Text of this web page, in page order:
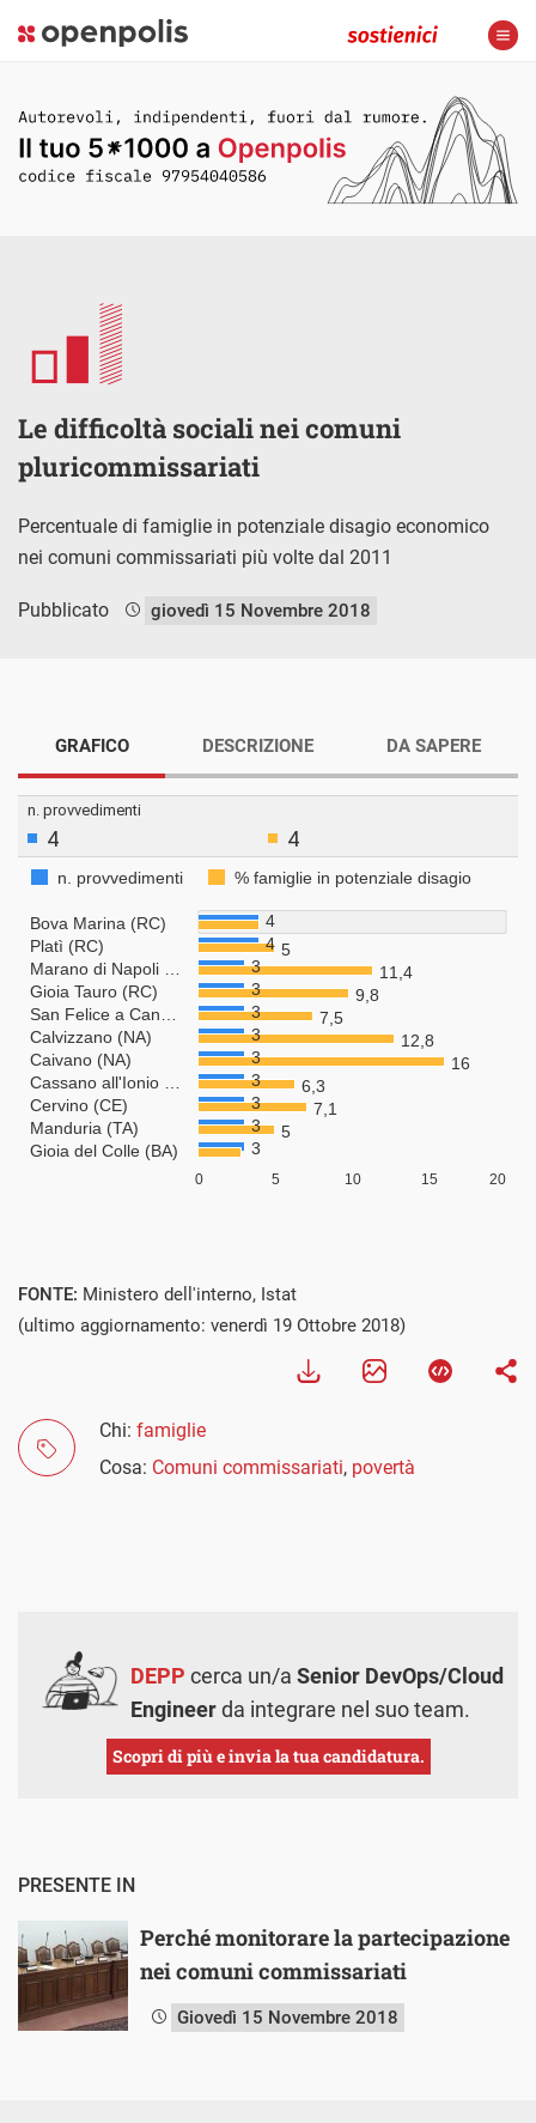
Le difficoltà sociali nei comuni
pluricommissariati
Percentuale di famiglie in potenziale disagio economico
nei comuni commissariati più volte dal 2011
Pubblicato giovedì 15 Novembre 2018
GRAFICO DESCRIZIONE DA SAPERE
FONTE: Ministero dell'interno, Istat
(ultimo aggiornamento: venerdì 19 Ottobre 2018)
Chi: famiglie
Cosa: Comuni commissariati, povertà
DEPP cerca un/a Senior DevOps/Cloud
Engineerda integrare nel suo team.
Scopri di più e invia la tua candidatura.
PRESENTE IN
Perché monitorare la partecipazione
nei comuni commissariati
Giovedì 15 Novembre 2018